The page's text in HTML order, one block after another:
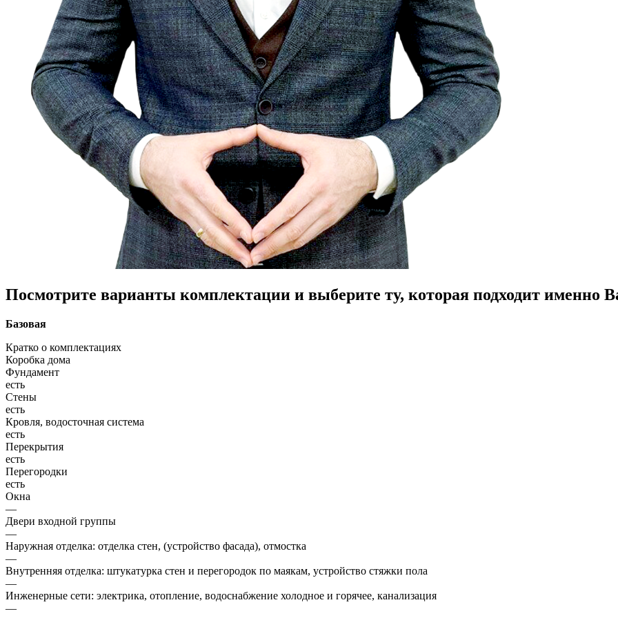
Посмотрите варианты комплектации и выберите ту, которая подходит именно
Базовая
Кратко о комплектациях
Коробка дома
Фундамент
есть
Стены
есть
Кровля, водосточная система
есть
Перекрытия
есть
Перегородки
есть
Окна
—
Двери входной группы
—
Наружная отделка: отделка стен, (устройство фасада), отмостка
—
Внутренняя отделка: штукатурка стен и перегородок по маякам, устройство стяжки пола
—
Инженерные сети: электрика, отопление, водоснабжение холодное и горячее, канализация
—